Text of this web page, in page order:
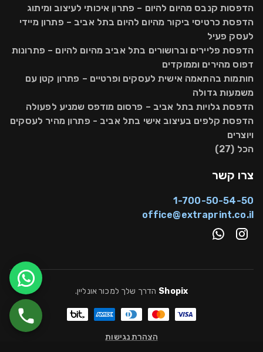
הדפסות קנבס מהיום להיום – פתרון איכותי לעיצוב ומיתוג
הדפסת כרטיסי ביקור מהיום להיום בתל אביב – פתרון מיידי
לעסק פעיל
הדפסת פליירים וברושורים בתל אביב מהיום להיום – פתרונות
דפוס מהירים וממוקדים
חותמות בהתאמה אישית לעסקים ופרטיים – פתרון קטן עם
משמעות גדולה
הדפסת גלויות בתל אביב – פרסום מודפס שמניע לפעולה
הדפסת קלפים בעיצוב אישי בתל אביב - פתרון מהיר לעסקים
ויוצרים
הכל (27)
צרו קשר
1-700-50-54-50
office@extraprint.co.il
Shopix הדרך שלך למכור אונליין.
הצהרת נגישות